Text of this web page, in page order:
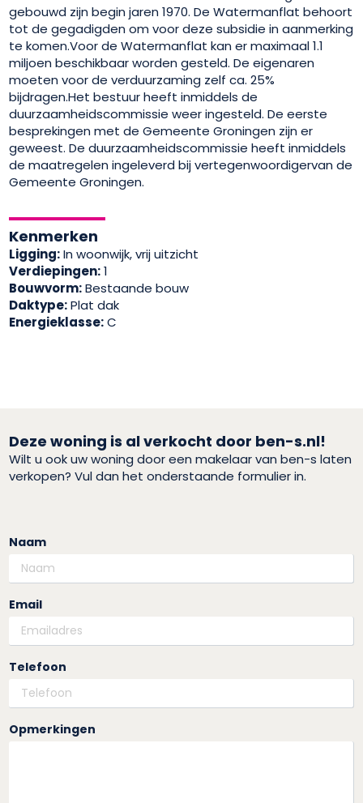
gebouwd zijn begin jaren 1970. De Watermanflat behoort
tot de gegadigden om voor deze subsidie in aanmerking
te komen.Voor de Watermanflat kan er maximaal 1.1
miljoen beschikbaar worden gesteld. De eigenaren
moeten voor de verduurzaming zelf ca. 25%
bijdragen.Het bestuur heeft inmiddels de
duurzaamheidscommissie weer ingesteld. De eerste
besprekingen met de Gemeente Groningen zijn er
geweest. De duurzaamheidscommissie heeft inmiddels
de maatregelen ingeleverd bij vertegenwoordigervan de
Gemeente Groningen.
Kenmerken
Ligging:In woonwijk, vrij uitzicht
Verdiepingen:1
Bouwvorm:Bestaande bouw
Daktype:Plat dak
Energieklasse:C
Deze woning is al verkocht door ben-s.nl!
Wilt u ook uw woning door een makelaar van ben-s laten
verkopen? Vul dan het onderstaande formulier in.
Naam
Email
Telefoon
Opmerkingen